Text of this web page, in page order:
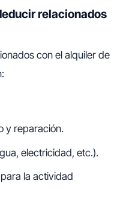
relacionados
con el alquiler de
y reparación.
electricidad, etc.).
la actividad